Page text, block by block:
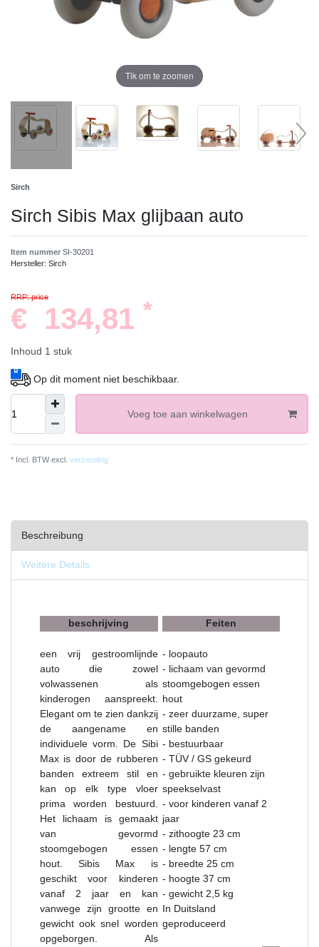
Tik om te zoomen
Sirch
Sirch Sibis Max glijbaan auto
Item nummer SI-30201
Hersteller: Sirch
RRP: price
€ 134,81 *
Inhoud 1 stuk
Op dit moment niet beschikbaar.
Voeg toe aan winkelwagen
* Incl. BTW excl. verzending
Beschreibung
Weitere Details
beschrijving Feiten
een vrij gestroomlijnde
auto die zowel
volwassenen als
kinderogen aanspreekt.
Elegant om te zien dankzij
de aangename en
individuele vorm. De Sibi
Max is door de rubberen
banden extreem stil en
kan op elk type vloer
prima worden bestuurd.
Het lichaam is gemaakt
van gevormd
stoomgebogen essen
hout. Sibis Max is
geschikt voor kinderen
vanaf 2 jaar en kan
vanwege zijn grootte en
gewicht ook snel worden
opgeborgen. Als
- loopauto
- lichaam van gevormd
stoomgebogen essen
hout
- zeer duurzame, super
stille banden
- bestuurbaar
- TÜV / GS gekeurd
- gebruikte kleuren zijn
speekselvast
- voor kinderen vanaf 2
jaar
- zithoogte 23 cm
- lengte 57 cm
- breedte 25 cm
- hoogte 37 cm
- gewicht 2,5 kg
In Duitsland
geproduceerd